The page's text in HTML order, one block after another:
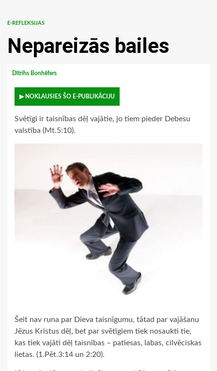
E-REFLEKSIJAS
Nepareizās bailes
Dītrihs Bonhēfers
▶ NOKLAUSIES ŠO E-PUBLIKĀCIJU
Svētīgi ir taisnības dēļ vajātie, jo tiem pieder Debesu
valstība (Mt.5:10).
Šeit nav runa par Dieva taisnīgumu, tātad par vajāšanu
Jēzus Kristus dēļ, bet par svētīgiem tiek nosaukti tie,
kas tiek vajāti dēļ taisnības – patiesas, labas, cilvēciskas
lietas. (1.Pēt.3:14 un 2:20).